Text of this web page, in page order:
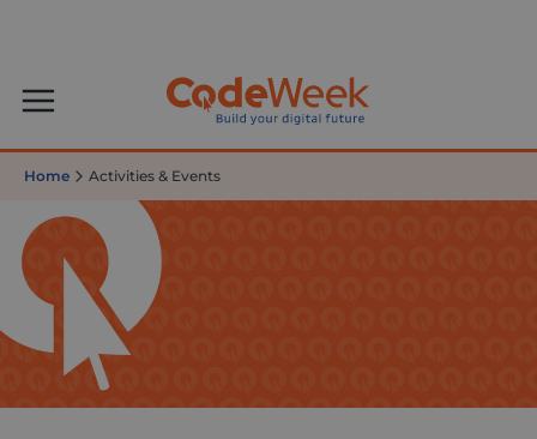
Home Activities & Events